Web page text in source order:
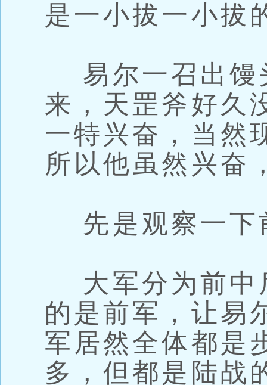
是一小拔一小拔
易尔一召出馒
来，天罡斧好久
一特兴奋，当然
所以他虽然兴奋
先是观察一下
大军分为前中
的是前军，让易
军居然全体都是
多，但都是陆战